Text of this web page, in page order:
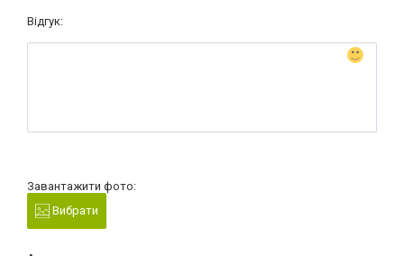
Відгук:
Завантажити фото:
Вибрати